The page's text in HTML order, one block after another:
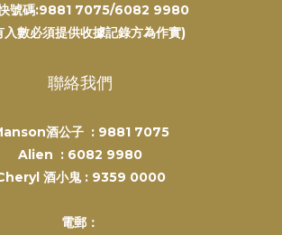
號碼:9881 7075/6082 9980
入數必須提供收據記錄方為作實)
聯絡我們
酒公子 : 9881 7075
Alien : 6082 9980
酒小鬼 : 9359 0000
電郵：